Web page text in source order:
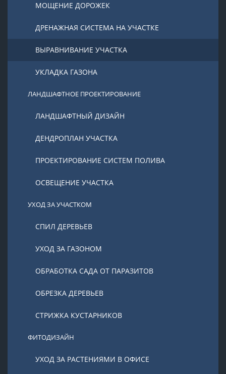
МОЩЕНИЕ ДОРОЖЕК
ДРЕНАЖНАЯ СИСТЕМА НА УЧАСТКЕ
ВЫРАВНИВАНИЕ УЧАСТКА
УКЛАДКА ГАЗОНА
ЛАНДШАФТНОЕ ПРОЕКТИРОВАНИЕ
ЛАНДШАФТНЫЙ ДИЗАЙН
ДЕНДРОПЛАН УЧАСТКА
ПРОЕКТИРОВАНИЕ СИСТЕМ ПОЛИВА
ОСВЕЩЕНИЕ УЧАСТКА
УХОД ЗА УЧАСТКОМ
СПИЛ ДЕРЕВЬЕВ
УХОД ЗА ГАЗОНОМ
ОБРАБОТКА САДА ОТ ПАРАЗИТОВ
ОБРЕЗКА ДЕРЕВЬЕВ
СТРИЖКА КУСТАРНИКОВ
ФИТОДИЗАЙН
УХОД ЗА РАСТЕНИЯМИ В ОФИСЕ